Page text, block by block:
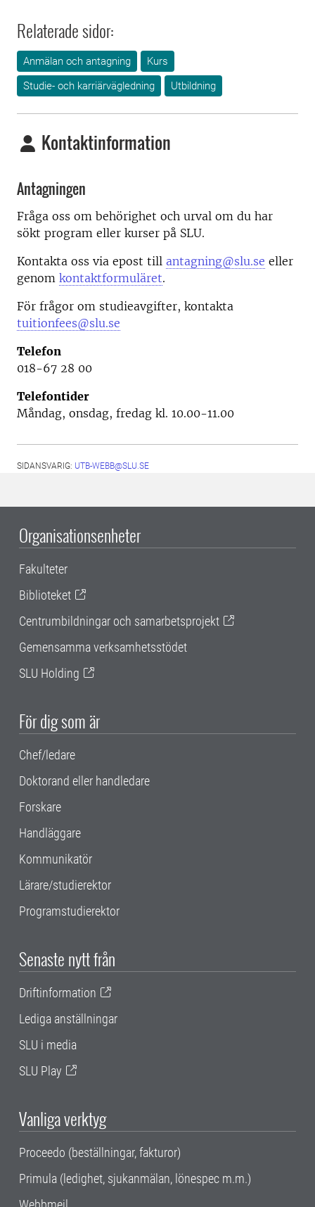
Relaterade sidor:
Anmälan och antagning
Kurs
Studie- och karriärvägledning
Utbildning
Kontaktinformation
Antagningen
Fråga oss om behörighet och urval om du har
sökt program eller kurser på SLU.
Kontakta oss via epost till antagning@slu.se eller
genom kontaktformuläret.
För frågor om studieavgifter, kontakta
tuitionfees@slu.se
Telefon
018-67 28 00
Telefontider
Måndag, onsdag, fredag kl. 10.00-11.00
SIDANSVARIG: UTB-WEBB@SLU.SE
Organisationsenheter
Fakulteter
Biblioteket
Centrumbildningar och samarbetsprojekt
Gemensamma verksamhetsstödet
SLU Holding
För dig som är
Chef/ledare
Doktorand eller handledare
Forskare
Handläggare
Kommunikatör
Lärare/studierektor
Programstudierektor
Senaste nytt från
Driftinformation
Lediga anställningar
SLU i media
SLU Play
Vanliga verktyg
Proceedo (beställningar, fakturor)
Primula (ledighet, sjukanmälan, lönespec m.m.)